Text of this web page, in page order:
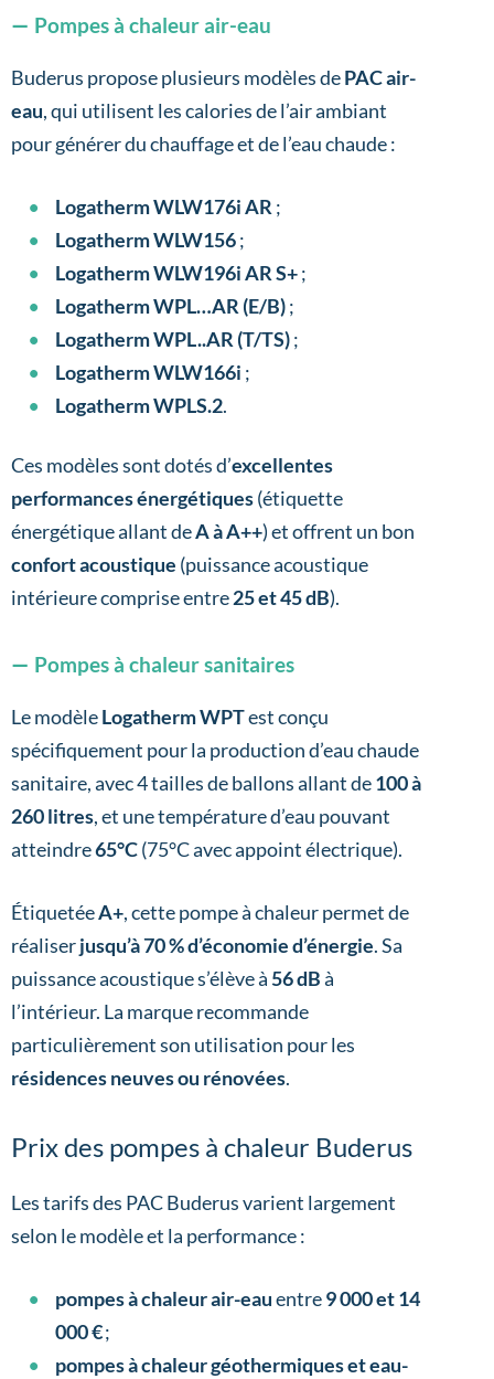
Pompes à chaleur air-eau
Buderus propose plusieurs modèles dePACair-
eau, qui utilisent les calories de l’air ambiant
pour générer du chauffage et de l’eau chaude :
Logatherm WLW176i AR ;
Logatherm WLW156;
Logatherm WLW196i AR S+;
Logatherm WPL…AR (E/B);
Logatherm WPL..AR (T/TS);
Logatherm WLW166i ;
Logatherm WPLS.2.
Ces modèles sont dotés d’excellentes
performances énergétiques(étiquette
énergétique allant deA à A++) et offrent un bon
confort acoustique (puissance acoustique
intérieure comprise entre25 et 45 dB).
Pompes à chaleur sanitaires
Le modèleLogatherm WPTest conçu
spécifiquement pour la production d’eau chaude
sanitaire, avec 4 tailles de ballons allant de100 à
260 litres, et une température d’eau pouvant
atteindre65°C(75°C avec appoint électrique).
ÉtiquetéeA+, cette pompe à chaleur permet de
réaliserjusqu’à70 % d’économie d’énergie.Sa
puissance acoustique s’élève à 56 dBà
l’intérieur. La marque recommande
particulièrement son utilisation pour les
résidences neuves ou rénovées.
Prix des pompes à chaleur Buderus
Les tarifs des PAC Buderus varient largement
selon le modèle et la performance :
pompes à chaleur air-eauentre9 000 et 14
000 €;
pompes à chaleur géothermiques et eau-